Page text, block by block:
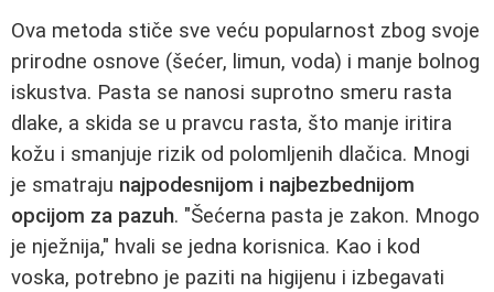
Ova metoda stiče sve veću popularnost zbog svoje
prirodne osnove (šećer, limun, voda) i manje bolnog
iskustva. Pasta se nanosi suprotno smeru rasta
dlake, a skida se u pravcu rasta, što manje iritira
kožu i smanjuje rizik od polomljenih dlačica. Mnogi
je smatraju najpodesnijom i najbezbednijom
opcijom za pazuh. "Šećerna pasta je zakon. Mnogo
je nježnija," hvali se jedna korisnica. Kao i kod
voska, potrebno je paziti na higijenu i izbegavati